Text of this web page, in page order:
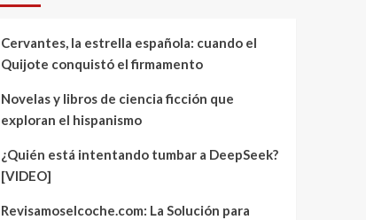
Cervantes, la estrella española: cuando el
Quijote conquistó el firmamento
Novelas y libros de ciencia ficción que
exploran el hispanismo
¿Quién está intentando tumbar a DeepSeek?
[VIDEO]
Revisamoselcoche.com: La Solución para